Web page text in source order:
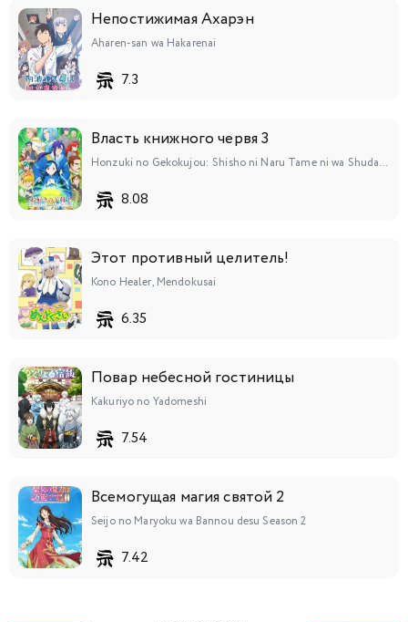
Непостижимая Ахарэн
Aharen-san wa Hakarenai
7.3
Власть книжного червя 3
Honzuki no Gekokujou: Shisho ni Naru Tame ni wa Shudan wo Erandeiraremasen 3rd Season
8.08
Этот противный целитель!
Kono Healer, Mendokusai
6.35
Повар небесной гостиницы
Kakuriyo no Yadomeshi
7.54
Всемогущая магия святой 2
Seijo no Maryoku wa Bannou desu Season 2
7.42